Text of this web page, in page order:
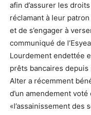
afin d’assurer les
réclamant à leur
et de s’engager à
communiqué de
Lourdement endettée
prêts bancaires depuis
Alter a récemment
d’un amendement
«l’assainissement des